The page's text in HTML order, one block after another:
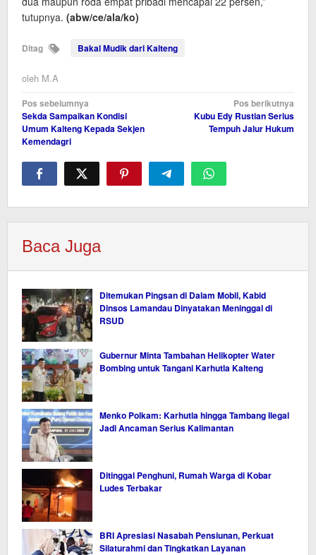
tutupnya. (abw/ce/ala/ko)
Ditag Bakal Mudik dari Kalteng
oleh M.A
Navigasi
pos
Pos sebelumnya
Sekda Sampaikan Kondisi
Umum Kalteng Kepada Sekjen
Kemendagri
Pos berikutnya
Kubu Edy Rustian Serius
Tempuh Jalur Hukum
Baca Juga
Ditemukan Pingsan di Dalam Mobil, Kabid
Dinsos Lamandau Dinyatakan Meninggal di
RSUD
Gubernur Minta Tambahan Helikopter Water
Bombing untuk Tangani Karhutla Kalteng
Menko Polkam: Karhutla hingga Tambang Ilegal
Jadi Ancaman Serius Kalimantan
Ditinggal Penghuni, Rumah Warga di Kobar
Ludes Terbakar
BRI Apresiasi Nasabah Pensiunan, Perkuat
Silaturahmi dan Tingkatkan Layanan